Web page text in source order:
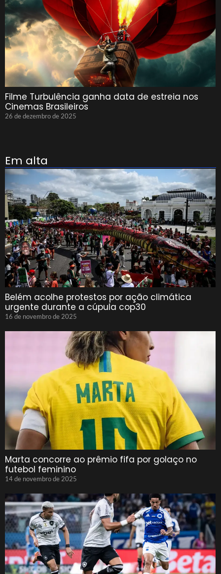
Filme Turbulência ganha data de estreia nos
Cinemas Brasileiros
26 de dezembro de 2025
Em alta
Belém acolhe protestos por ação climática
urgente durante a cúpula cop30
16 de novembro de 2025
Marta concorre ao prêmio fifa por golaço no
futebol feminino
14 de novembro de 2025